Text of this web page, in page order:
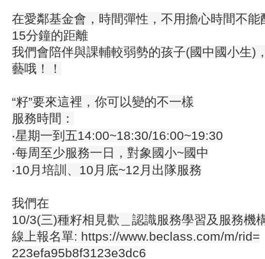
在愛鄰基金會，時間彈性，不用擔心時間不能
15分鐘的距離
我們會陪伴與課輔較弱勢的孩子(國中國小生)
藝哦！！
“籽”要來這裡，你可以變的不一樣
服務時間：
‧星期一到五14:00~18:30/16:00~19:30
‧每周至少服務一日，對象國小~國中
‧10月培訓、10月底~12月出隊服務
我們在
10/3(三)種籽相見歡＿認識服務學習及服務機
線上報名單: https://www.beclass.com/m/rid=
223efa95b8f3123e3dc6